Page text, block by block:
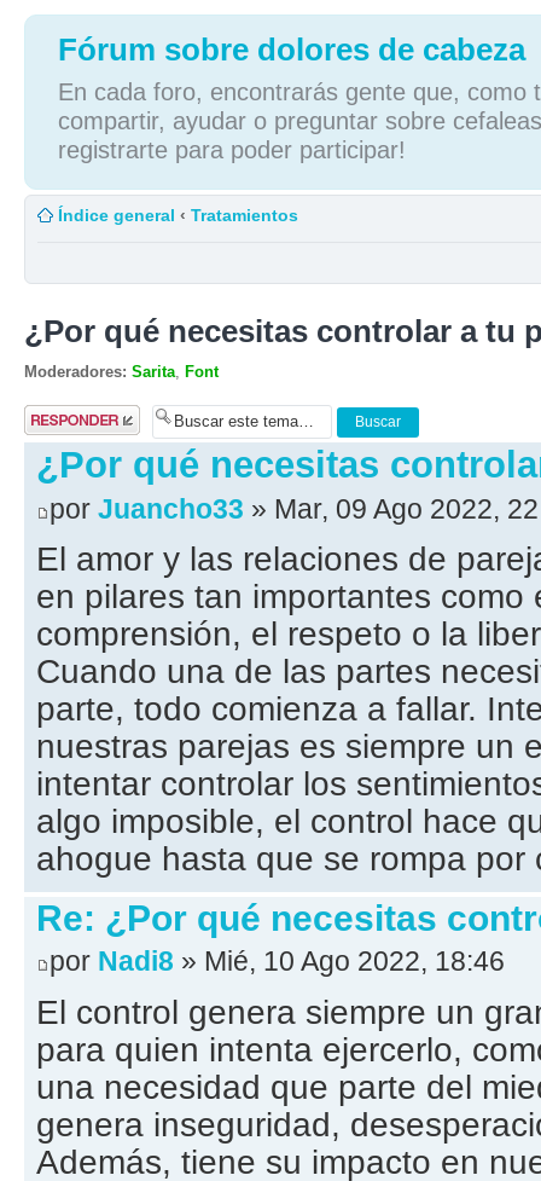
Fórum sobre dolores de cabeza
En cada foro, encontrarás gente que, como
compartir, ayudar o preguntar sobre
registrarte para poder participar!
Índice general ‹ Tratamientos
¿Por qué necesitas controlar a tu
Moderadores: Sarita Font
Publicar una
respuesta
¿Por qué necesitas
por Juancho33 » Mar, 09 Ago 2022,
El amor y las relaciones de
en pilares tan importantes como
comprensión, el respeto o la
Cuando una de las partes
parte, todo comienza a fallar.
nuestras parejas es siempre un
intentar controlar los
algo imposible, el control hace
ahogue hasta que se rompa por
Re: ¿Por qué necesitas
por Nadi8 » Mié, 10 Ago 2022, 18:46
El control genera siempre un
para quien intenta ejercerlo,
una necesidad que parte del
genera inseguridad,
Además, tiene su impacto en